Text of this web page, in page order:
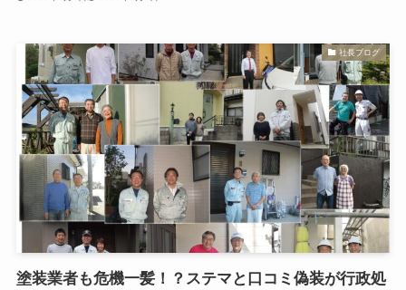
社長ブログ
塗装業者も危機一髪！？ステマと口コミ偽装が行政処